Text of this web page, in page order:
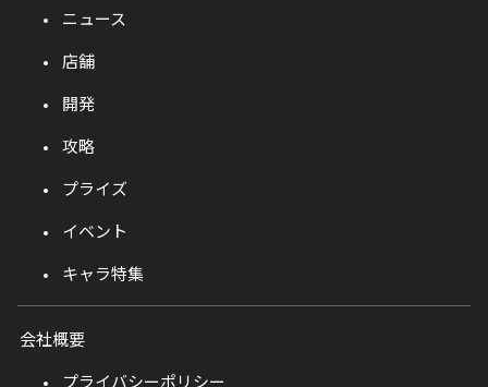
ニュース
店舗
開発
攻略
プライズ
イベント
キャラ特集
会社概要
プライバシーポリシー